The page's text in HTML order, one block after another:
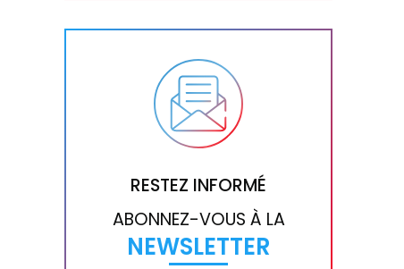
RESTEZ INFORMÉ
ABONNEZ-VOUS À LA
NEWSLETTER